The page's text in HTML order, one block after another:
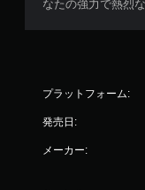
なたの強力で熱烈
プラットフォーム:
発売日:
メーカー: